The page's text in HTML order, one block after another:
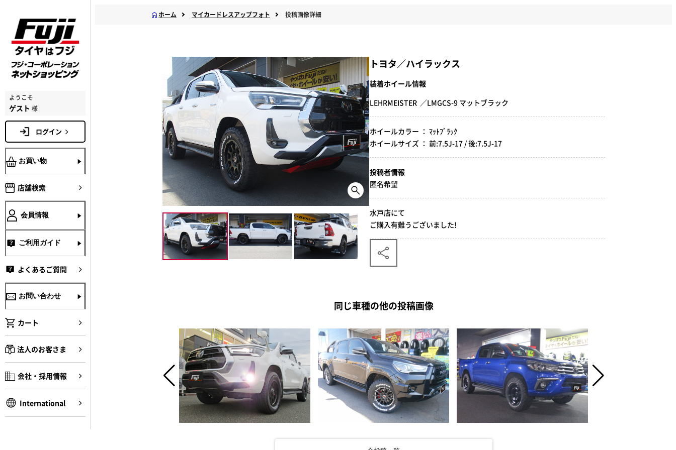
ようこそ
ゲスト 様
ログイン
お買い物
店舗検索
会員情報
ご利用ガイド
よくあるご質問
お問い合わせ
カート
法人のお客さま
会社・採用情報
International
ホーム マイカードレスアップフォト 投稿画像詳細
トヨタ／ハイラックス
装着ホイール情報
LEHRMEISTER ／LMGCS-9 マットブラック
ホイールカラー ： ﾏｯﾄﾌﾞﾗｯｸ
ホイールサイズ ： 前:7.5J-17 / 後:7.5J-17
投稿者情報
匿名希望
水戸店にて
ご購入有難うございました!
同じ車種の他の投稿画像